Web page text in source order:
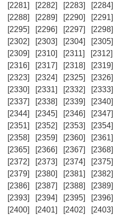
[2281]
[2282] [2283] [2284]
[2288]
[2289] [2290] [2291]
[2295]
[2296] [2297] [2298]
[2302]
[2303] [2304] [2305]
[2309]
[2310] [2311] [2312]
[2316]
[2317] [2318] [2319]
[2323]
[2324] [2325] [2326]
[2330]
[2331] [2332] [2333]
[2337]
[2338] [2339] [2340]
[2344]
[2345] [2346] [2347]
[2351]
[2352] [2353] [2354]
[2358]
[2359] [2360] [2361]
[2365]
[2366] [2367] [2368]
[2372]
[2373] [2374] [2375]
[2379]
[2380] [2381] [2382]
[2386]
[2387] [2388] [2389]
[2393]
[2394] [2395] [2396]
[2400]
[2401] [2402] [2403]